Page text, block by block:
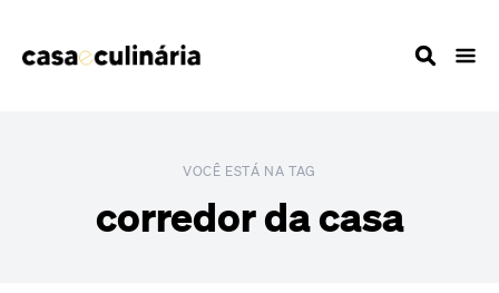
VOCÊ ESTÁ NA TAG
corredor da casa